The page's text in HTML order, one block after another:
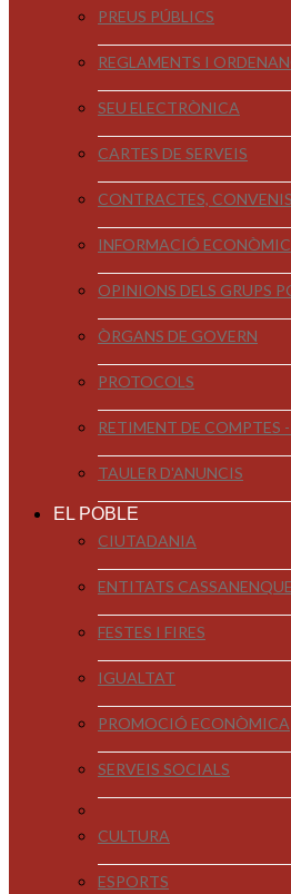
PREUS PÚBLICS
REGLAMENTS I
SEU ELECTRÒNICA
CARTES DE SERVEIS
CONTRACTES,
INFORMACIÓ
OPINIONS DELS GRUPS
ÒRGANS DE GOVERN
PROTOCOLS
RETIMENT DE COMPTES
TAULER D'ANUNCIS
EL POBLE
CIUTADANIA
ENTITATS
FESTES I FIRES
IGUALTAT
PROMOCIÓ ECONÒMICA
SERVEIS SOCIALS
CULTURA
ESPORTS